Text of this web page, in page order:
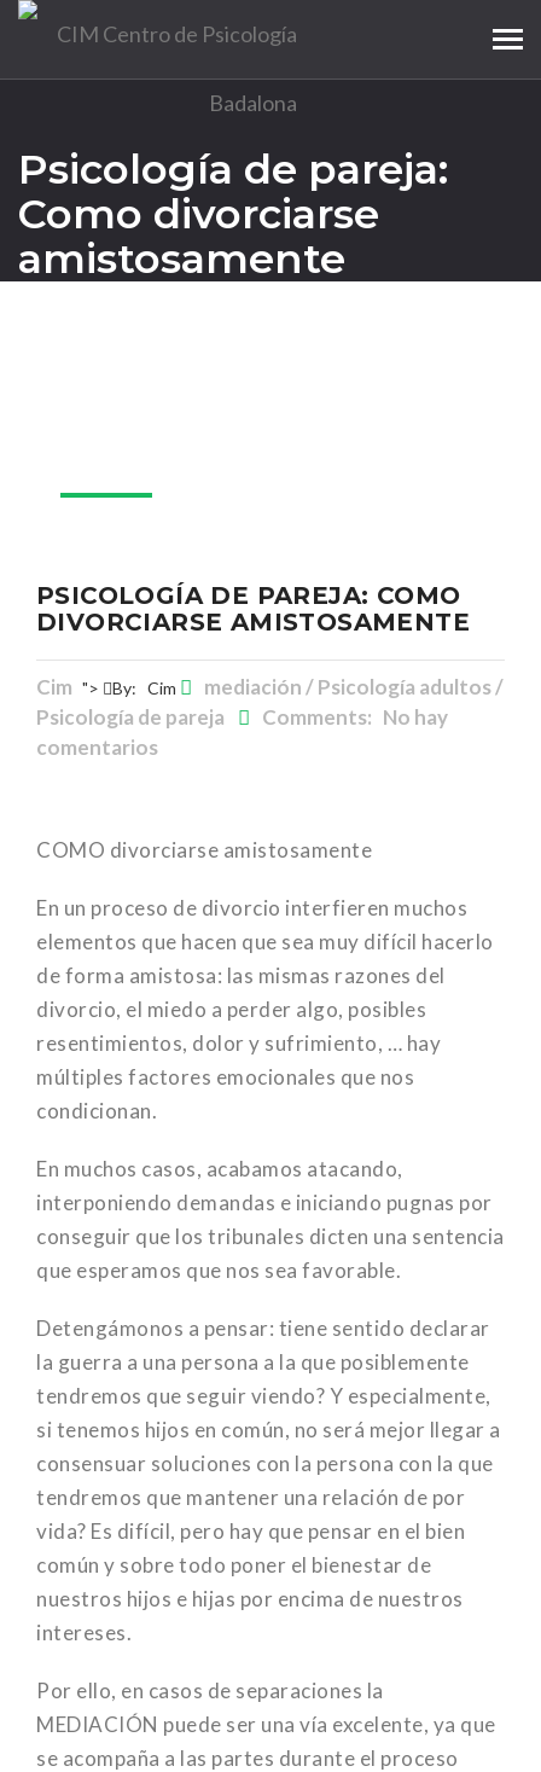
Psicología de pareja:
Como divorciarse
amistosamente
PSICOLOGÍA DE PAREJA: COMO
DIVORCIARSE AMISTOSAMENTE
Cim "> By: Cim
mediación / Psicología adultos /
Psicología de pareja
Comments: No hay
comentarios
COMO divorciarse amistosamente
En un proceso de divorcio interfieren muchos
elementos que hacen que sea muy difícil hacerlo
de forma amistosa: las mismas razones del
divorcio, el miedo a perder algo, posibles
resentimientos, dolor y sufrimiento, … hay
múltiples factores emocionales que nos
condicionan.
En muchos casos, acabamos atacando,
interponiendo demandas e iniciando pugnas por
conseguir que los tribunales dicten una sentencia
que esperamos que nos sea favorable.
Detengámonos a pensar: tiene sentido declarar
la guerra a una persona a la que posiblemente
tendremos que seguir viendo? Y especialmente,
si tenemos hijos en común, no será mejor llegar a
consensuar soluciones con la persona con la que
tendremos que mantener una relación de por
vida? Es difícil, pero hay que pensar en el bien
común y sobre todo poner el bienestar de
nuestros hijos e hijas por encima de nuestros
intereses.
Por ello, en casos de separaciones la
MEDIACIÓN puede ser una vía excelente, ya que
se acompaña a las partes durante el proceso